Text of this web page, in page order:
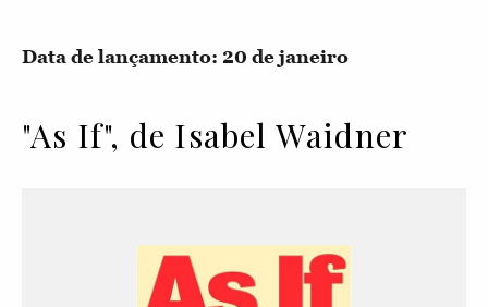
Data de lançamento: 20 de janeiro
"As If", de Isabel Waidner